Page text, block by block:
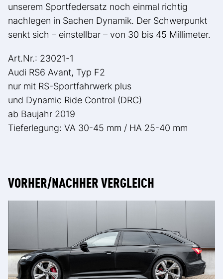
unserem Sportfedersatz noch einmal richtig
nachlegen in Sachen Dynamik. Der Schwerpunkt
senkt sich – einstellbar – von 30 bis 45 Millimeter.
Art.Nr.: 23021-1
Audi RS6 Avant, Typ F2
nur mit RS-Sportfahrwerk plus
und Dynamic Ride Control (DRC)
ab Baujahr 2019
Tieferlegung: VA 30-45 mm / HA 25-40 mm
VORHER/NACHHER VERGLEICH